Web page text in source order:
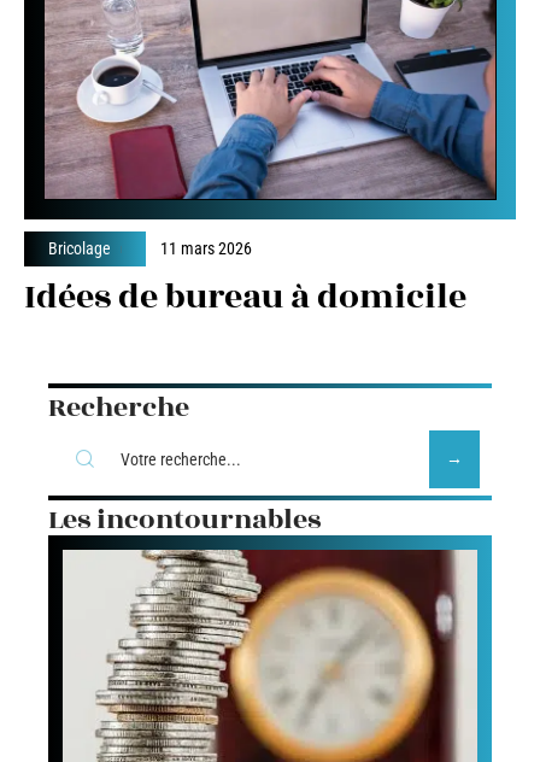
Bricolage 11 mars 2026
Idées de bureau à domicile
Recherche
Les incontournables